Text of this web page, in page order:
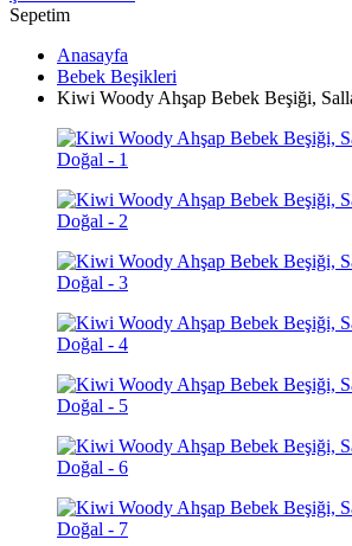
Sepetim
Anasayfa
Bebek Beşikleri
Kiwi Woody Ahşap Bebek Beşiği,